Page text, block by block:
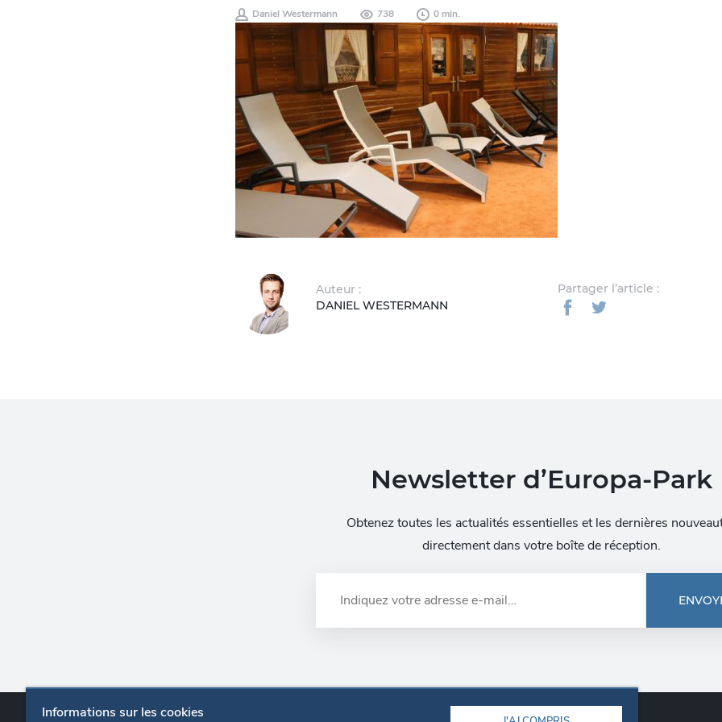
Daniel Westermann 738 0 min.
Auteur :
DANIEL WESTERMANN
Partager l’article :
Newsletter d’Europa-Park
Obtenez toutes les actualités essentielles et les dernières
directement dans votre boîte de réception.
Informations sur les cookies